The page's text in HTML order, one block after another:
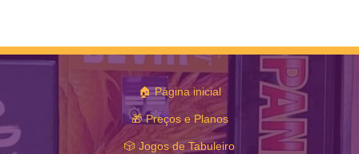
🏠 Página inicial
🎁 Preços e Planos
🎲 Jogos de Tabuleiro